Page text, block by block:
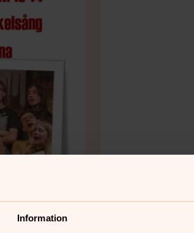
Information